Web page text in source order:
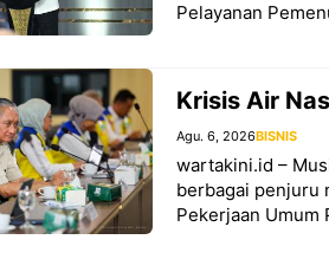
Pelayanan
Krisis Air
Agu. 6, 2026BISNIS
wartakini.id –
berbagai penjuru
Pekerjaan Umum